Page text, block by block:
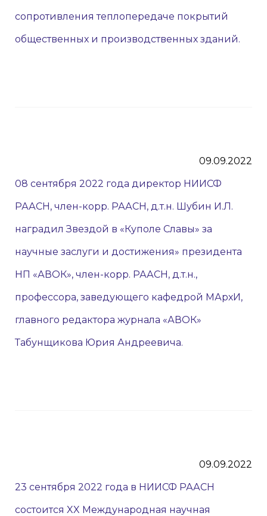
сопротивления теплопередаче покрытий
общественных и производственных зданий.
09.09.2022
08 сентября 2022 года директор НИИСФ
РААСН, член-корр. РААСН, д.т.н. Шубин И.Л.
наградил Звездой в «Куполе Славы» за
научные заслуги и достижения» президента
НП «АВОК», член-корр. РААСН, д.т.н.,
профессора, заведующего кафедрой МАрхИ,
главного редактора журнала «АВОК»
Табунщикова Юрия Андреевича.
09.09.2022
23 сентября 2022 года в НИИСФ РААСН
состоится XX Международная научная